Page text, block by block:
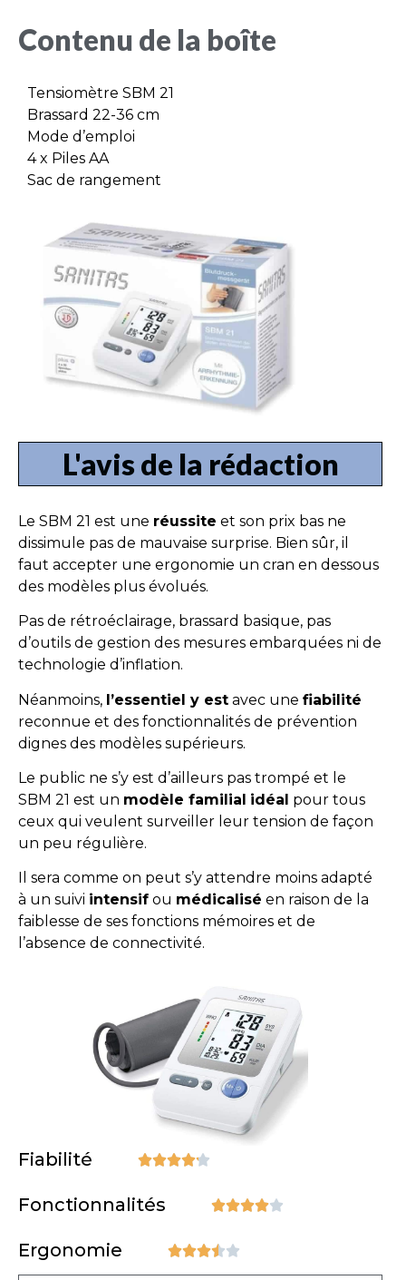
Contenu de la boîte
Tensiomètre SBM 21
Brassard 22-36 cm
Mode d’emploi
4 x Piles AA
Sac de rangement
L'avis de la rédaction
Le SBM 21 est une réussite et son prix bas ne
dissimule pas de mauvaise surprise. Bien sûr, il
faut accepter une ergonomie un cran en dessous
des modèles plus évolués.
Pas de rétroéclairage, brassard basique, pas
d’outils de gestion des mesures embarquées ni de
technologie d’inflation.
Néanmoins, l’essentiel y est avec une fiabilité
reconnue et des fonctionnalités de prévention
dignes des modèles supérieurs.
Le public ne s’y est d’ailleurs pas trompé et le
SBM 21 est un modèle familial idéal pour tous
ceux qui veulent surveiller leur tension de façon
un peu régulière.
Il sera comme on peut s’y attendre moins adapté
à un suivi intensif ou médicalisé en raison de la
faiblesse de ses fonctions mémoires et de
l’absence de connectivité.
Fiabilité 
Fonctionnalités 
Ergonomie 